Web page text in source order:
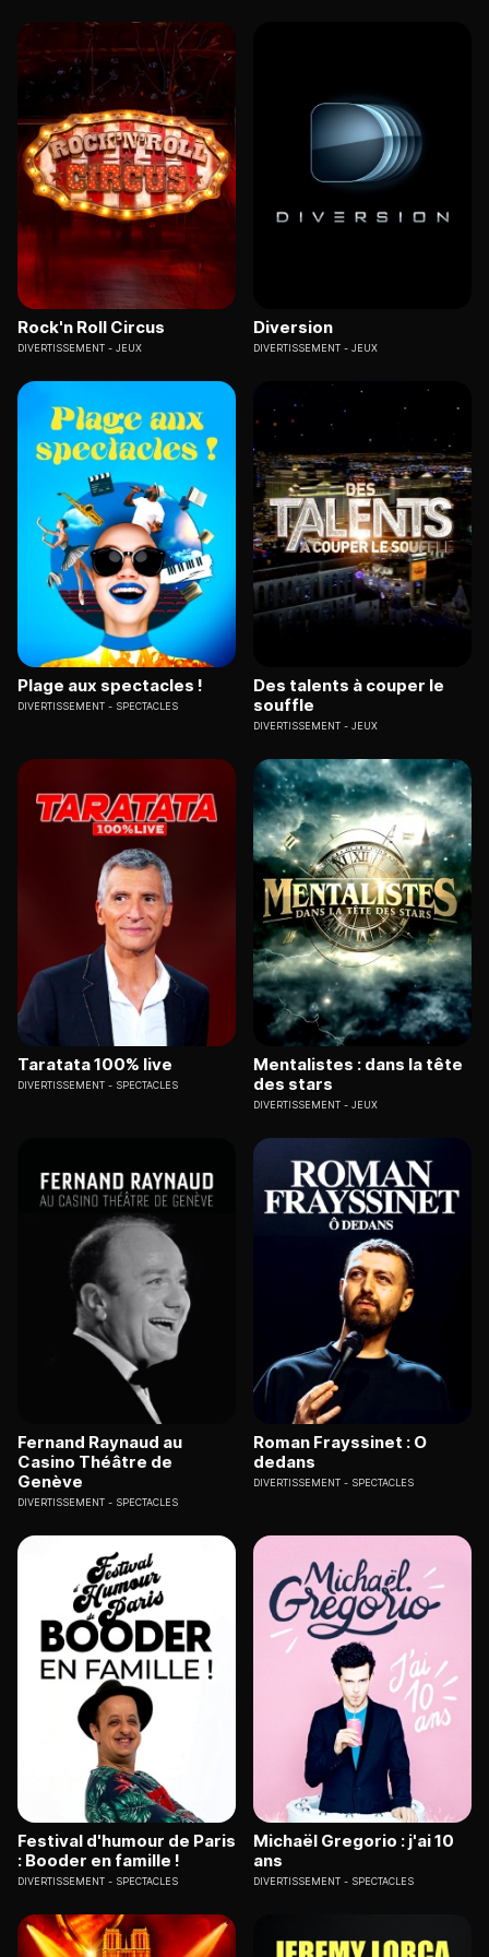
Rock'n Roll Circus
DIVERTISSEMENT JEUX
Diversion
DIVERTISSEMENT JEUX
Plage aux spectacles !
DIVERTISSEMENT SPECTACLES
Des talents à couper le
souffle
DIVERTISSEMENT JEUX
Taratata 100% live
DIVERTISSEMENT SPECTACLES
Mentalistes : dans la tête
des stars
DIVERTISSEMENT JEUX
Fernand Raynaud au
Casino Théâtre de
Genève
DIVERTISSEMENT SPECTACLES
Roman Frayssinet : O
dedans
DIVERTISSEMENT SPECTACLES
Festival d'humour de Paris
: Booder en famille !
DIVERTISSEMENT SPECTACLES
Michaël Gregorio : j'ai 10
ans
DIVERTISSEMENT SPECTACLES